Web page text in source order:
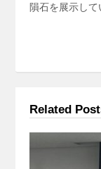
隕石を展示して
Related